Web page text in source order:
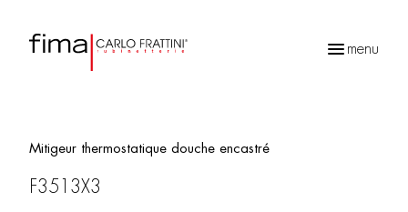
menu
Mitigeur thermostatique douche encastré
F3513X3